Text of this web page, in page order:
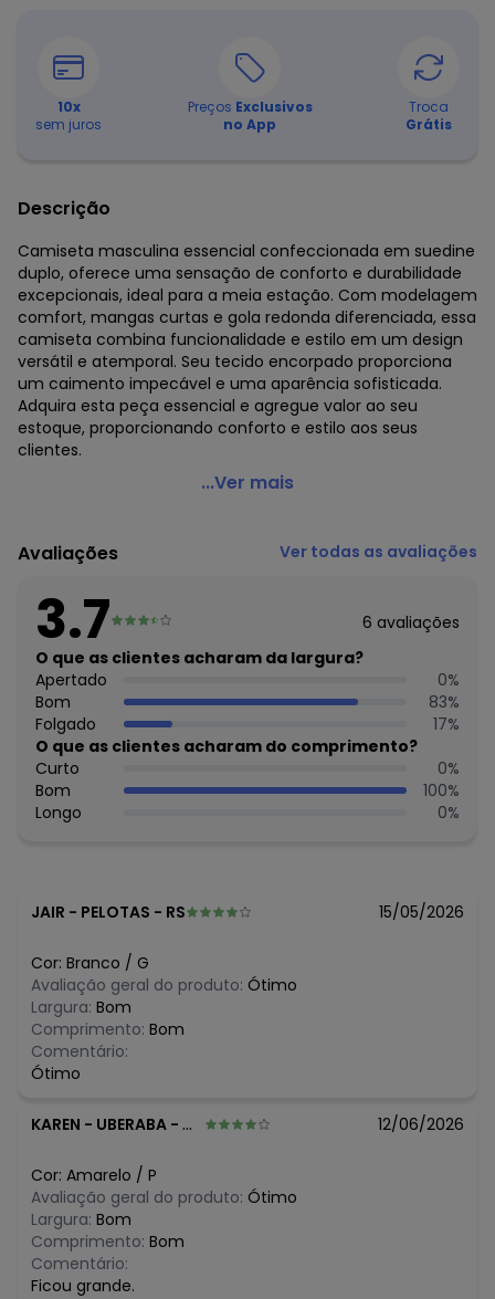
10x
sem juros
Preços Exclusivos
no App
Troca
Grátis
Descrição
Camiseta masculina essencial confeccionada em suedine
duplo, oferece uma sensação de conforto e durabilidade
excepcionais, ideal para a meia estação. Com modelagem
comfort, mangas curtas e gola redonda diferenciada, essa
camiseta combina funcionalidade e estilo em um design
versátil e atemporal. Seu tecido encorpado proporciona
um caimento impecável e uma aparência sofisticada.
Adquira esta peça essencial e agregue valor ao seu
estoque, proporcionando conforto e estilo aos seus
clientes.
Essendi - Camiseta Masculina Essencial em Suedine
Código do produto: 7916180
Modelagem: Ampla
Decote Frente : Redondo
Decote Costas: Redondo
Fornecedor: BRANDILI TÊXTIL LTDA / CNPJ 84.229.889/0001-
Feito: Brasil
Cuidados para conservação do produto: Não usar
alvejante a base de cloro
Tecido: Suedine
Composição: 100% Algodão
Histórico de preços
agosto/2026
N/D*
junho/2026
maio/2026
abril/2026
março/2026
fevereiro/2026
...Ver mais
Avaliações Ver todas as avaliações
3.7 6 avaliações
O que as clientes acharam da largura?
Apertado
0%
Bom
83%
Folgado
17%
O que as clientes acharam do comprimento?
Curto
0%
Bom
100%
Longo
0%
JAIR - PELOTAS - RS 15/05/2026
Cor: Branco / G
Avaliação geral do produto: Ótimo
Largura: Bom
Comprimento: Bom
Comentário:
Ótimo
KAREN - UBERABA - MG 12/06/2026
Cor: Amarelo / P
Avaliação geral do produto: Ótimo
Largura: Bom
Comprimento: Bom
Comentário:
Ficou grande.